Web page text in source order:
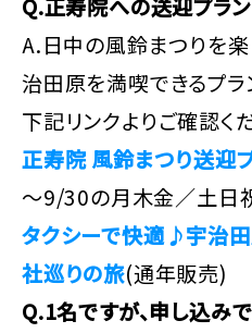
Q.正寿院への送迎プラ
A.日中の風鈴まつりを楽
治田原を満喫できるプラ
下記リンクよりご確認く
正寿院 風鈴まつり送迎
～9/30の月木金／土日
タクシーで快適♪宇治
社巡りの旅(通年販売)
Q.1名ですが、申し込み